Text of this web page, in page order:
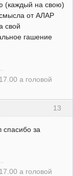
(каждый на свою)
от АЛАР
свой
гашение
а головой
13
спасибо за
а головой